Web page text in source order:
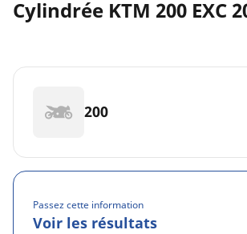
Cylindrée KTM 200 EXC
200
Passez cette information
Voir les résultats